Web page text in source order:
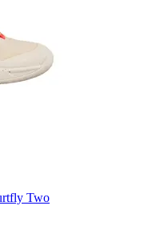
Two